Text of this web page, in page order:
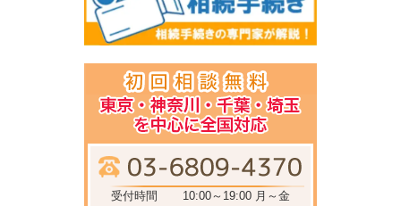
受付時間
10:00～19:00 月～金